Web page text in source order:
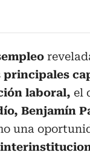
principales
laboral, el
Benjamín
una